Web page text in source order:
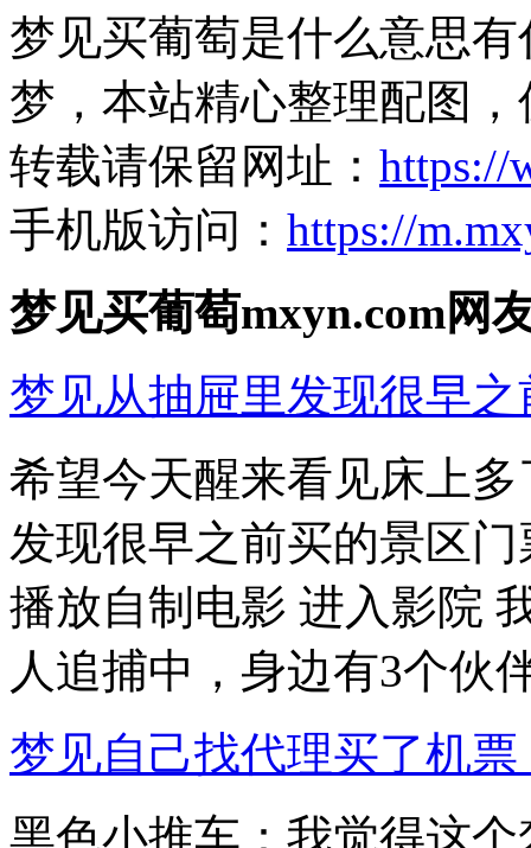
梦见买葡萄是什么意思
梦，本站精心整理配图
转载请保留网址： https://
手机版访问： https://
梦见买葡萄mxyn.com网
梦见从抽屉里发现很早
希望今天醒来看见床上
发现很早之前买的景区
播放自制电影 进入影院
人追捕中，身边有3个伙
梦见自己找代理买了机
黑色小推车：我觉得这